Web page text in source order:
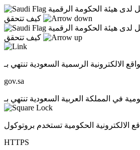
هيئة الحكومة الرقمية
هيئة الحكومة الرقمية
الالكترونية الرسمية السعودية تنتهي بـ
gov.sa
الالكترونية الحكومية تستخدم بروتوكول
HTTPS